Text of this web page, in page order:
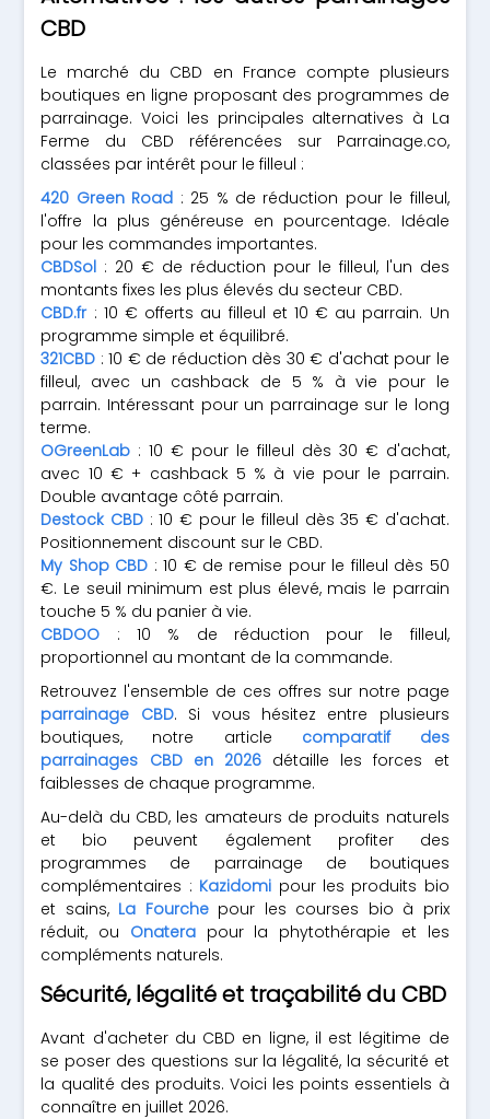
CBD
Le marché du CBD en France compte plusieurs
boutiques en ligne proposant des programmes de
parrainage. Voici les principales alternatives à La
Ferme du CBD référencées sur Parrainage.co,
classées par intérêt pour le filleul :
420 Green Road : 25 % de réduction pour le filleul,
l'offre la plus généreuse en pourcentage. Idéale
pour les commandes importantes.
CBDSol : 20 € de réduction pour le filleul, l'un des
montants fixes les plus élevés du secteur CBD.
CBD.fr: 10 € offerts au filleul et 10 € au parrain. Un
programme simple et équilibré.
321CBD : 10 € de réduction dès 30 € d'achat pour le
filleul, avec un cashback de 5 % à vie pour le
parrain. Intéressant pour un parrainage sur le long
terme.
OGreenLab : 10 € pour le filleul dès 30 € d'achat,
avec 10 € + cashback 5 % à vie pour le parrain.
Double avantage côté parrain.
Destock CBD : 10 € pour le filleul dès 35 € d'achat.
Positionnement discount sur le CBD.
My Shop CBD : 10 € de remise pour le filleul dès 50
€. Le seuil minimum est plus élevé, mais le parrain
touche 5 % du panier à vie.
CBDOO : 10 % de réduction pour le filleul,
proportionnel au montant de la commande.
Retrouvez l'ensemble de ces offres sur notre page
parrainage CBD. Si vous hésitez entre plusieurs
boutiques, notre article comparatif des
parrainages CBD en 2026détaille les forces et
faiblesses de chaque programme.
Au-delà du CBD, les amateurs de produits naturels
et bio peuvent également profiter des
programmes de parrainage de boutiques
complémentaires : Kazidomi pour les produits bio
et sains, La Fourchepour les courses bio à prix
réduit, ou Onaterapour la phytothérapie et les
compléments naturels.
Sécurité, légalité et traçabilité du CBD
Avant d'acheter du CBD en ligne, il est légitime de
se poser des questions sur la légalité, la sécurité et
la qualité des produits. Voici les points essentiels à
connaître en juillet 2026.